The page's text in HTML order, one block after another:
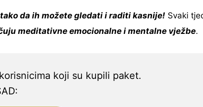
da ih možete gledati i raditi kasnije! Svaki
meditativne emocionalne i mentalne vježbe.
koji su kupili paket.